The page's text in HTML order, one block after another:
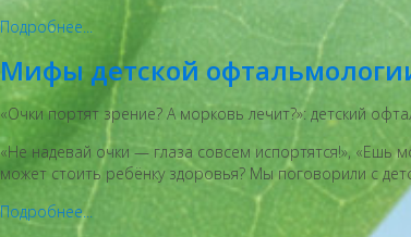
Подробнее...
Мифы детской
«Очки портят зрение? А морковь лечит?»: детский
«Не надевай очки — глаза совсем испортятся!»,
может стоить ребёнку здоровья? Мы поговорили с
Подробнее...